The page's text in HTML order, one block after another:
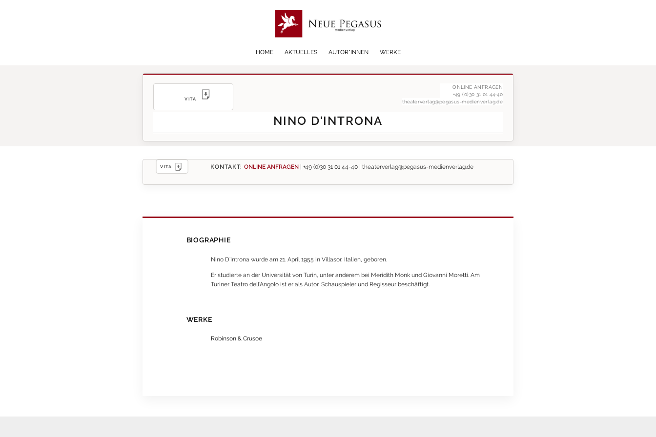
HOME AKTUELLES AUTOR*INNEN WERKE
VITA
ONLINE ANFRAGEN
+49 (0)30 31 01 44-40
theaterverlag@pegasus-medienverlag.de
NINO D'INTRONA
VITA KONTAKT: ONLINE ANFRAGEN |+49 (0)30 31 01 44-40 |theaterverlag@pegasus-medienverlag.de
BIOGRAPHIE
Nino D’Introna wurde am 21. April 1955 in Villasor, Italien, geboren.
Er studierte an der Universität von Turin, unter anderem bei Meridith Monk und Giovanni Moretti. Am
Turiner Teatro dell’Angolo ist er als Autor, Schauspieler und Regisseur beschäftigt.
WERKE
Robinson & Crusoe